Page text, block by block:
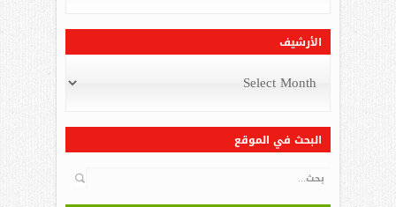
الأرشيف
الأرشيف
البحث في الموقع
البحث